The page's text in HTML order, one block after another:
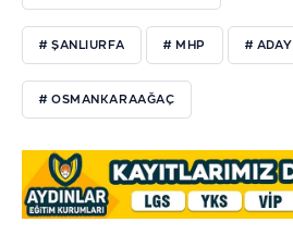
# ŞANLIURFA # MHP # ADAY
# OSMANKARAAĞAÇ